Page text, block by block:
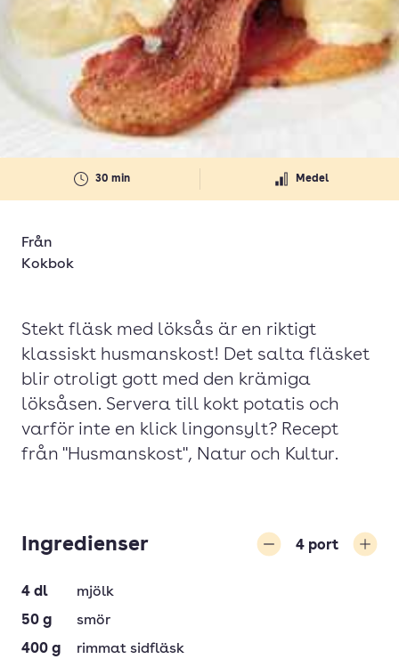
30 min Medel
Från
Kokbok
Stekt fläsk med löksås är en riktigt
klassiskt husmanskost! Det salta fläsket
blir otroligt gott med den krämiga
löksåsen. Servera till kokt potatis och
varför inte en klick lingonsylt? Recept
från "Husmanskost", Natur och Kultur.
Ingredienser 4 port
4 dl
mjölk
50 g
smör
400 g
rimmat sidfläsk